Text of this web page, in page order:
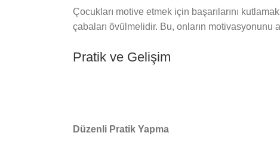
Çocukları motive etmek için başarılarını
çabaları övülmelidir. Bu, onların motivasyonunu
Pratik ve Gelişim
Düzenli Pratik Yapma